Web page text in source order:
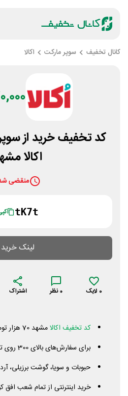
کانال تخفیف سوپر مارکت اکالا
70,000
کد تخفیف خرید از
اکالا
منقضی
tK7t
لینک خرید
0 لایک 0 نظر اشتراک
کد تخفیف اکالامشهد 70 هزار تومانی همه کاربران
برای سفارش‌های بالای 300 روی تمامی کالاها و اجناس
حبوبات و سویا، گوشت برزیلی،
خرید اینترنتی از تمام شعب افق